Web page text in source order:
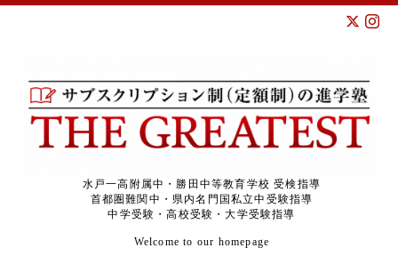
水戸一高附属中・勝田中等教育学校 受検指導
首都圏難関中・県内名門国私立中受験指導
中学受験・高校受験・大学受験指導
Welcome to our homepage